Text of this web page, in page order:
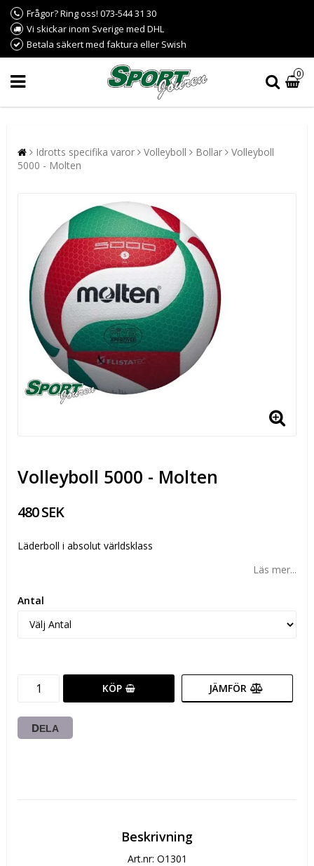
Frågor? Ring oss! 073-544 31 30
Vi skickar inom Sverige med DHL
Betala säkert med faktura eller Swish
0
Idrotts specifika varor Volleyboll Bollar
Volleyboll
5000 - Molten
Volleyboll 5000 - Molten
480 SEK
Läderboll i absolut världsklass
Läs mer...
Antal
KÖP JÄMFÖR
DELA
Beskrivning
Art.nr: O1301